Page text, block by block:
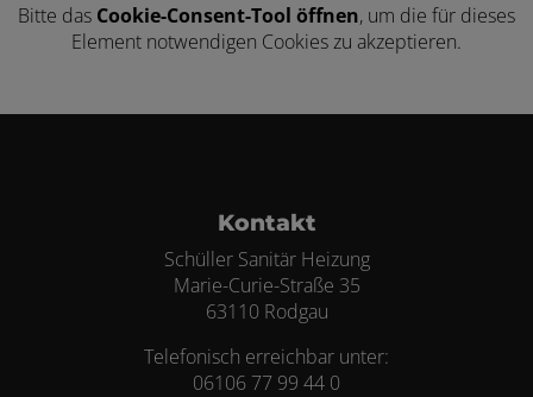
Bitte das Cookie-Consent-Tool öffnen, um die für dieses
Element notwendigen Cookies zu akzeptieren.
Kontakt
Schüller Sanitär Heizung
Marie-Curie-Straße 35
63110 Rodgau
Telefonisch erreichbar unter:
06106 77 99 44 0